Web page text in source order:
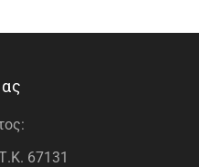
67131